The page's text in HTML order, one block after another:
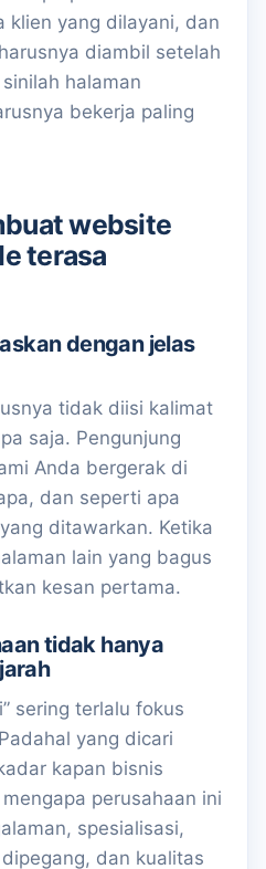
klien yang dilayani, dan
diambil setelah
halaman
bekerja paling
website
terasa
dengan jelas
tidak diisi kalimat
saja. Pengunjung
Anda bergerak di
dan seperti apa
ditawarkan. Ketika
lain yang bagus
kesan pertama.
tidak hanya
sering terlalu fokus
yang dicari
kapan bisnis
perusahaan ini
spesialisasi,
dan kualitas